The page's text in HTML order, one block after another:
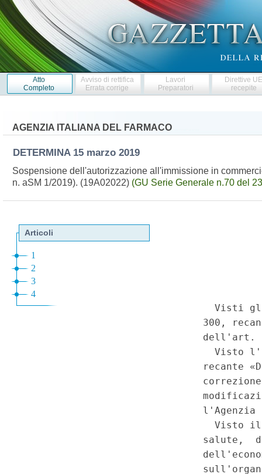
Atto
Completo
Avviso di rettifica
Errata corrige
Lavori
Preparatori
Direttive
recepite
AGENZIA ITALIANA DEL FARMACO
DETERMINA 15 marzo 2019
Sospensione dell'autorizzazione all'immissione in
n. aSM 1/2019). (19A02022) (GU Serie Generale n.70 del